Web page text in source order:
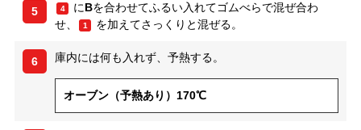
5 4 にBを合わせてふるい入れてゴムべらで混ぜ合わ
せ、
1 を加えてさっくりと混ぜる。
6 庫内には何も入れず、予熱する。
オーブン（予熱あり）170℃